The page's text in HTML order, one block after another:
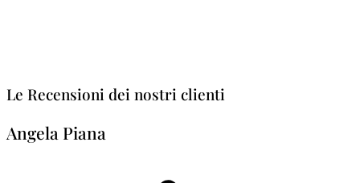
Le Recensioni dei nostri clienti
Angela Piana